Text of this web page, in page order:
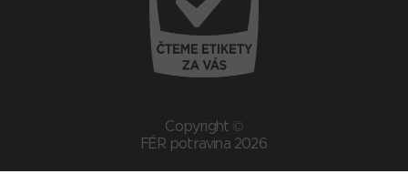
Copyright ©
FÉR potravina 2026